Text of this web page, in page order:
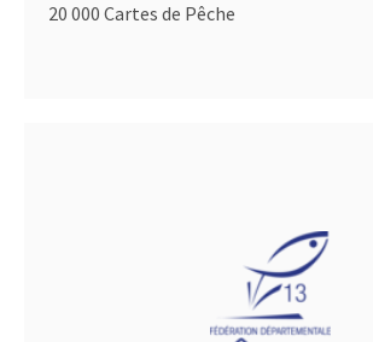
20 000 Cartes de Pêche